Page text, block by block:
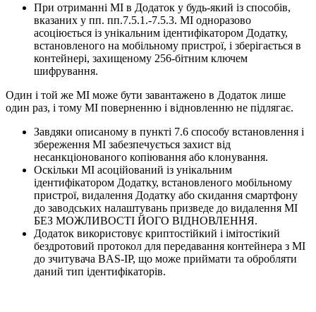
При отриманні МІ в Додаток у будь-який із способів,
вказаних у пп. пп.7.5.1.-7.5.3. МІ одноразово
асоціюється із унікальним ідентифікатором Додатку,
встановленого на мобільному пристрої, і зберігається в
контейнері, захищеному 256-бітним ключем
шифрування.
Один і той же МІ може бути завантажено в Додаток лише
один раз, і тому МІ поверненню і відновленню не підлягає.
Завдяки описаному в пункті 7.6 способу встановлення і
збереження МІ забезпечується захист від
несанкціонованого копіювання або клонування.
Оскільки МІ асоційований із унікальним
ідентифікатором Додатку, встановленого мобільному
пристрої, видалення Додатку або скидання смартфону
до заводських налаштувань призведе до видалення МІ
БЕЗ МОЖЛИВОСТІ ЙОГО ВІДНОВЛЕННЯ.
Додаток використовує криптостійкий і імітостікий
бездротовий протокол для передавання контейнера з МІ
до зчитувача BAS-IP, що може приймати та обробляти
даний тип ідентифікаторів.